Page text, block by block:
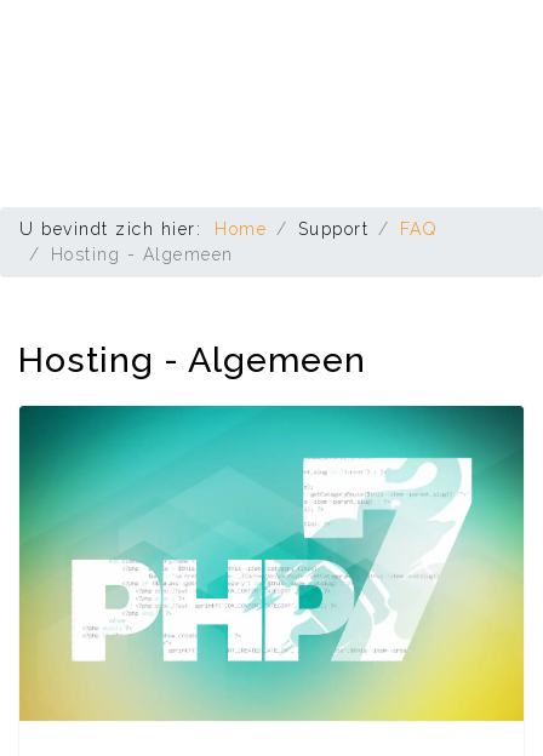
U bevindt zich hier: Home Support
FAQ
Hosting - Algemeen
Hosting - Algemeen